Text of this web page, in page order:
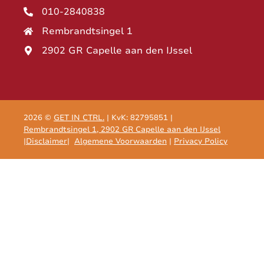
010-2840838
Rembrandtsingel 1
2902 GR Capelle aan den IJssel
2026 © GET IN CTRL. | KvK: 82795851 |
Rembrandtsingel 1, 2902 GR Capelle aan den IJssel
|Disclaimer| Algemene Voorwaarden | Privacy Policy